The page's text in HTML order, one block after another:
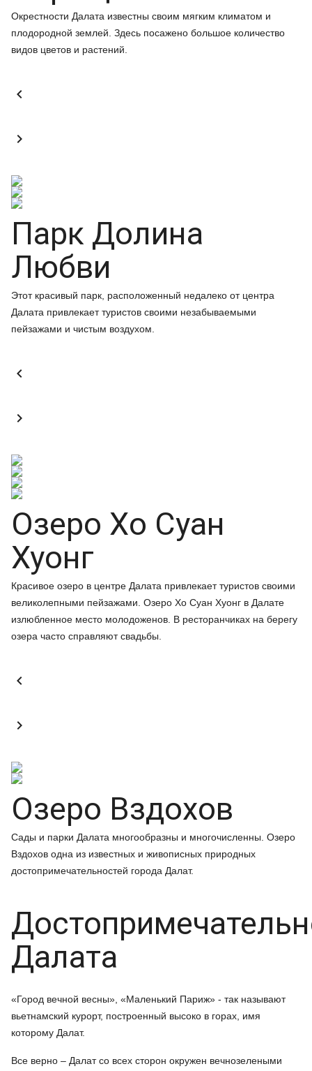
Окрестности Далата известны своим мягким климатом и
плодородной землей. Здесь посажено большое количество
видов цветов и растений.


Парк Долина
Любви
Этот красивый парк, расположенный недалеко от центра
Далата привлекает туристов своими незабываемыми
пейзажами и чистым воздухом.


Озеро Хо Суан
Хуонг
Красивое озеро в центре Далата привлекает туристов своими
великолепными пейзажами. Озеро Хо Суан Хуонг в Далате
излюбленное место молодоженов. В ресторанчиках на берегу
озера часто справляют свадьбы.


Озеро Вздохов
Сады и парки Далата многообразны и многочисленны. Озеро
Вздохов одна из известных и живописных природных
достопримечательностей города Далат.
Далата
«Город вечной весны», «Маленький Париж» - так называют
вьетнамский курорт, построенный высоко в горах, имя
которому Далат.
Все верно – Далат со всех сторон окружен вечнозелеными